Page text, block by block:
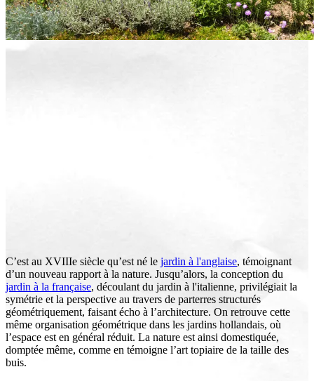
C’est au XVIIIe siècle qu’est né le jardin à l'anglaise, témoignant
d’un nouveau rapport à la nature. Jusqu’alors, la conception du
jardin à la française, découlant du jardin à l'italienne, privilégiait la
symétrie et la perspective au travers de parterres structurés
géométriquement, faisant écho à l’architecture. On retrouve cette
même organisation géométrique dans les jardins hollandais, où
l’espace est en général réduit. La nature est ainsi domestiquée,
domptée même, comme en témoigne l’art topiaire de la taille des
buis.